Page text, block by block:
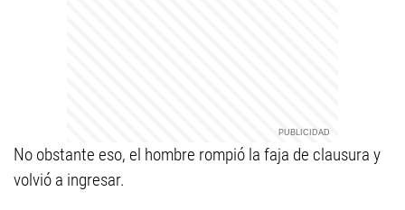
No obstante eso, el hombre rompió la faja de clausura y
volvió a ingresar.